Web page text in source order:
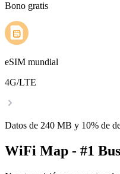
Bono gratis
eSIM mundial
4G/LTE
Datos de 240 MB y 10% de
WiFi Map - #1